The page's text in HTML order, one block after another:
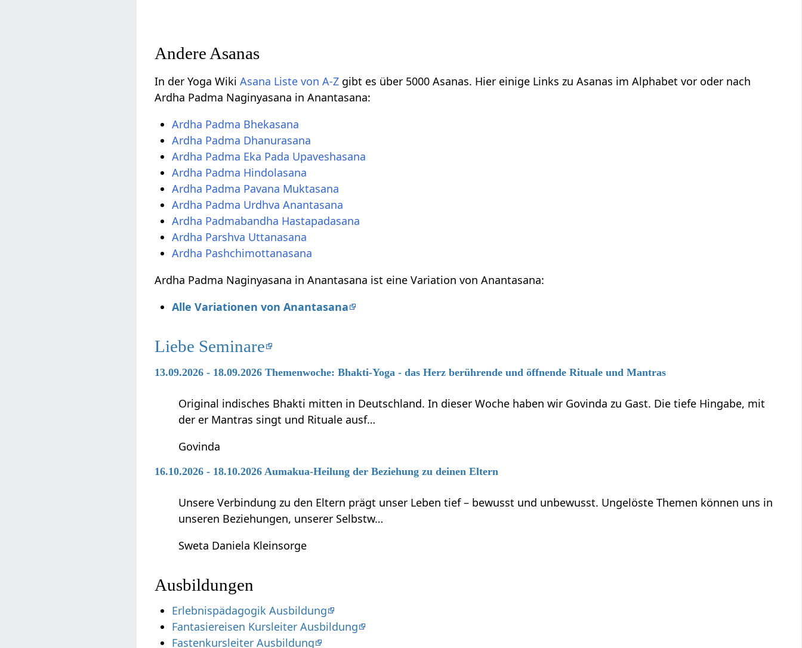
Andere Asanas
In der Yoga WikiAsana Liste von A-Z gibt es über 5000 Asanas. Hier einige Links zu Asanas im Alphabet vor oder nach
Ardha Padma Naginyasana in Anantasana:
Ardha Padma Bhekasana
Ardha Padma Dhanurasana
Ardha Padma Eka Pada Upaveshasana
Ardha Padma Hindolasana
Ardha Padma Pavana Muktasana
Ardha Padma Urdhva Anantasana
Ardha Padmabandha Hastapadasana
Ardha Parshva Uttanasana
Ardha Pashchimottanasana
Ardha Padma Naginyasana in Anantasana ist eine Variation von Anantasana:
Alle Variationen von Anantasana
Liebe Seminare
13.09.2026 - 18.09.2026 Themenwoche: Bhakti-Yoga - das Herz berührende und öffnende Rituale und Mantras
Original indisches Bhakti mitten in Deutschland. In dieser Woche haben wir Govinda zu Gast. Die tiefe Hingabe, mit
der er Mantras singt und Rituale ausf…
Govinda
16.10.2026 - 18.10.2026 Aumakua-Heilung der Beziehung zu deinen Eltern
Unsere Verbindung zu den Eltern prägt unser Leben tief – bewusst und unbewusst. Ungelöste Themen können uns in
unseren Beziehungen, unserer Selbstw…
Sweta Daniela Kleinsorge
Ausbildungen
Erlebnispädagogik Ausbildung
Fantasiereisen Kursleiter Ausbildung
Fastenkursleiter Ausbildung